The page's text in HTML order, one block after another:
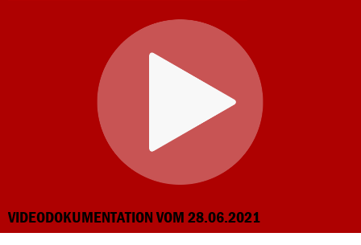
VIDEODOKUMENTATION VOM 28.06.2021